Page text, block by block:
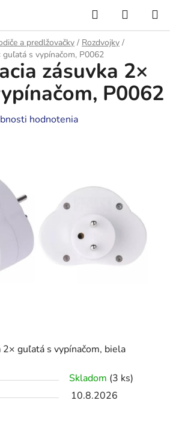
Hľadať
KOŠÍK
a predlžovačky / Rozdvojky /
guľatá s vypínačom, P0062
2× guľatá s vypínačom, biela
Skladom (3 ks)
10.8.2026
zásuvka 2×
P0062
hodnotenia